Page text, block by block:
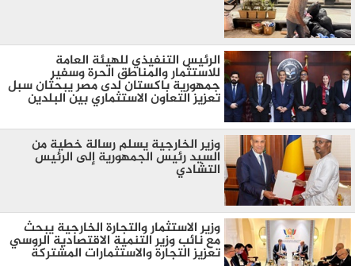
الرئيس التنفيذي للهيئة العامة
للاستثمار والمناطق الحرة وسفير
جمهورية باكستان لدى مصر يبحثان سبل
تعزيز التعاون الاستثماري بين البلدين
وزير الخارجية يسلم رسالة خطية من
السيد رئيس الجمهورية إلى الرئيس
التشادي
وزير الاستثمار والتجارة الخارجية يبحث
مع نائب وزير التنمية الاقتصادية الروسي
تعزيز التجارة والاستثمارات المشتركة